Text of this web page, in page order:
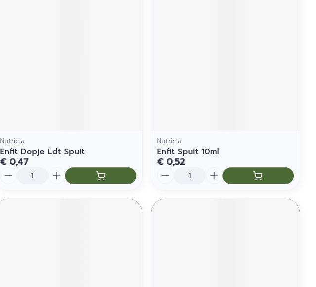
Nutricia
Enfit Dopje Ldt Spuit
€ 0,47
Nutricia
Enfit Spuit 10ml
€ 0,52